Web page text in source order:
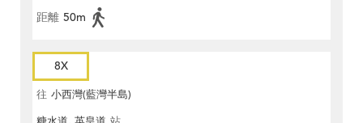
距離 50m
8X
往 小西灣(藍灣半島)